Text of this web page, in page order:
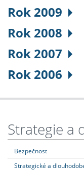
Rok 2009
Rok 2008
Rok 2007
Rok 2006
Strategie a
Bezpečnost
Strategické a